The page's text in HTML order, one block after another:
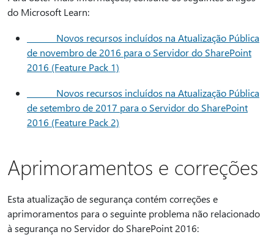
do Microsoft Learn:
Novos recursos incluídos na Atualização Pública
de novembro de 2016 para o Servidor do SharePoint
2016 (Feature Pack 1)
Novos recursos incluídos na Atualização Pública
de setembro de 2017 para o Servidor do SharePoint
2016 (Feature Pack 2)
Aprimoramentos e correções
Esta atualização de segurança contém correções e
aprimoramentos para o seguinte problema não relacionado
à segurança no Servidor do SharePoint 2016: